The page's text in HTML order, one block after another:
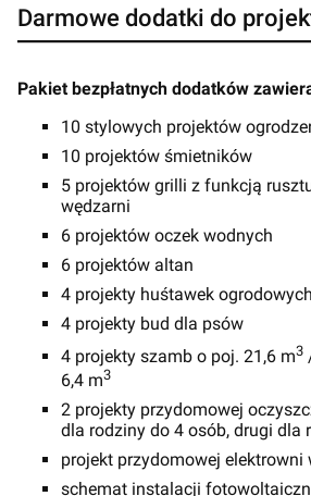
Darmowe dodatki do
Pakiet bezpłatnych dodatków
10 stylowych projektów
10 projektów śmietników
5 projektów grilli z funkcją
wędzarni
6 projektów oczek wodnych
6 projektów altan
4 projekty huśtawek ogrodowych
4 projekty bud dla psów
4 projekty szamb o poj. 21,6 m3
6,4 m3
2 projekty przydomowej
dla rodziny do 4 osób, drugi dla
projekt przydomowej elektrowni
schemat instalacji